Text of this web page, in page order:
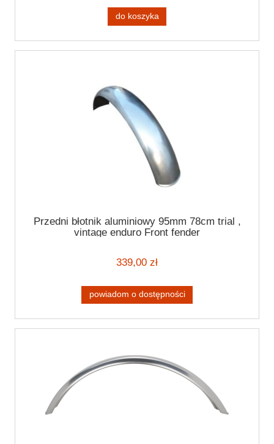
do koszyka
Przedni błotnik aluminiowy 95mm 78cm trial ,
vintage enduro Front fender
339,00 zł
powiadom o dostępności